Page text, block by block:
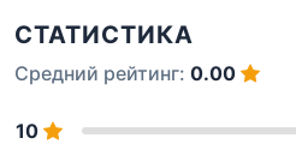
СТАТИСТИКА
Средний рейтинг: 0.00
10